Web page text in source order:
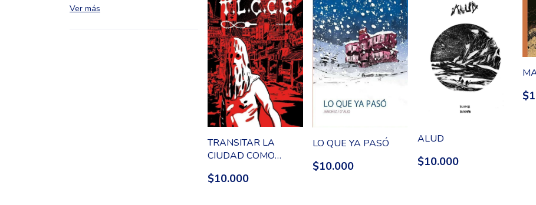
Ver más
TRANSITAR LA
CIUDAD COMO
$10.000
LO QUE YA PASÓ
$10.000
ALUD
$10.000